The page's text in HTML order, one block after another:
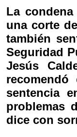
La
una corte
también
Seguridad
Jesús
sentencia
problemas
dice con